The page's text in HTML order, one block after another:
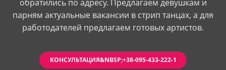
обратились по адресу. Предлагаем девушкам и
парням актуальные вакансии в стрип танцах, а для
работодателей предлагаем готовых артистов.
КОНСУЛЬТАЦИЯ&NBSP;+38-095-433-222-1